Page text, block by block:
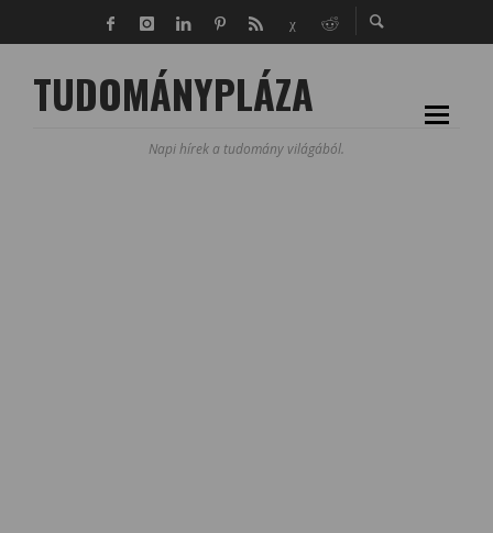
TUDOMÁNYPLÁZA
Napi hírek a tudomány világából.